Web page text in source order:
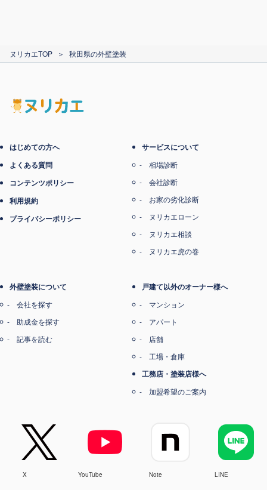
ヌリカエTOP ＞ 秋田県の外壁塗装
はじめての方へ
よくある質問
コンテンツポリシー
利用規約
プライバシーポリシー
サービスについて
相場診断
会社診断
お家の劣化診断
ヌリカエローン
ヌリカエ相談
ヌリカエ虎の巻
外壁塗装について
会社を探す
助成金を探す
記事を読む
戸建て以外のオーナー様へ
マンション
アパート
店舗
工場・倉庫
工務店・塗装店様へ
加盟希望のご案内
X YouTube Note LINE